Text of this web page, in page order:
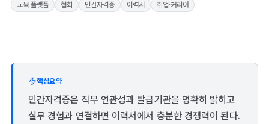
교육 플랫폼 협회 민간자격증 이력서 취업·커리어
핵심요약
민간자격증은 직무 연관성과 발급기관을 명확히 밝히고
실무 경험과 연결하면 이력서에서 충분한 경쟁력이 된다.